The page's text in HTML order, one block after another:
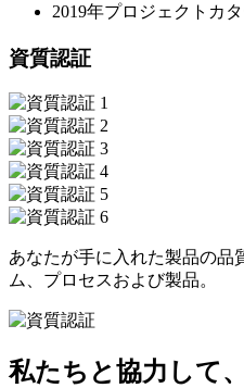
2019年プロジェクトカ
資質認証
あなたが手に入れた製品の品
ム、プロセスおよび製品。
私たちと協力して